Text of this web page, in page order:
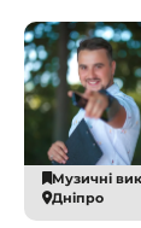
Музичні
Дніпро